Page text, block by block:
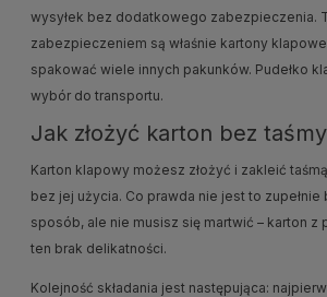
wysyłek bez dodatkowego zabezpieczenia.
zabezpieczeniem są właśnie kartony
spakować wiele innych pakunków. Pudełko
wybór do transportu.
Jak złożyć karton bez
Karton klapowy możesz złożyć i zakleić
bez jej użycia. Co prawda nie jest to zupełnie
sposób, ale nie musisz się martwić – karton z
ten brak delikatności.
Kolejność składania jest następująca: